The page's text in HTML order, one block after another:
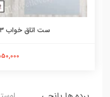
ست اتاق خواب ۱۲۳ SL طرح حیوانات
2,550,000